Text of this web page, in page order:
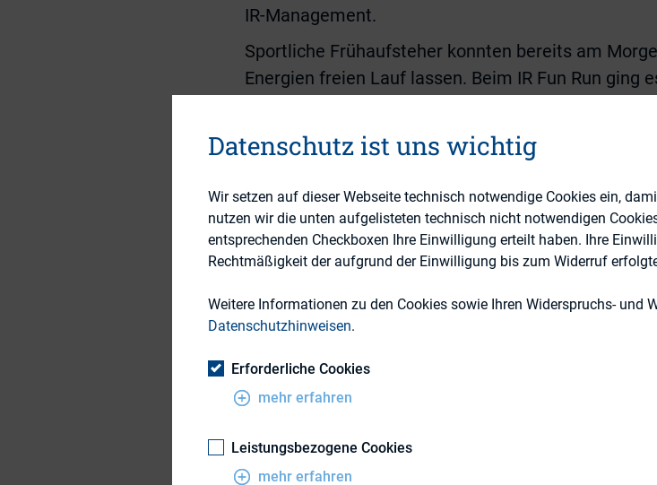
IR-Management.
Sportliche Frühaufsteher konnten bereits am
Energien freien Lauf lassen. Beim IR Fun Run ging
Läufer diesmal wesentlich angenehmer.
Die Konferenz startete mit einem Sparring der
versus passive Investments.“ Thomas Meyer zu
Kostenvorteile passiver Investments. Thomas
hisste dagegen die Fahne des aktiven
der von ihm gemangten Fonds. Meier bedauerte,
Unternehmen erschwert habe. Nur wenig später
„Vorstandsvergütungen“ auf den Tisch. Christoph
Management auf den Punkt. Fischer verdeutlichte,
Verlässlichkeit und Transparenz erwartet. Und
sondern im täglichen Tun. Insbesondere erwartet
Datenschutz ist uns wichtig
Wir setzen auf dieser Webseite technisch notwendige Cookies ein,
nutzen wir die unten aufgelisteten technisch nicht notwendigen
entsprechenden Checkboxen Ihre Einwilligung erteilt haben. Ihre
Rechtmäßigkeit der aufgrund der Einwilligung bis zum Widerruf
Weitere Informationen zu den Cookies sowie Ihren Widerspruchs- und
Datenschutzhinweisen.
Erforderliche Cookies
mehr erfahren
Leistungsbezogene Cookies
mehr erfahren